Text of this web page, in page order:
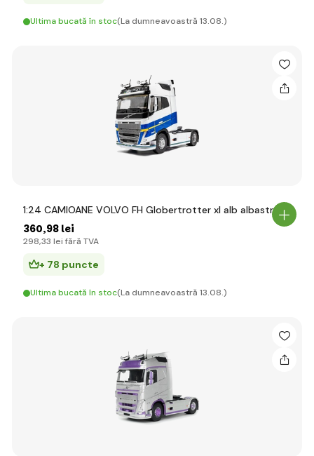
Ultima bucată în stoc(La dumneavoastră 13.08.)
1:24 CAMIOANE VOLVO FH Globertrotter xl alb albastru
360,98 lei
298,33 lei fără TVA
+ 78 puncte
Ultima bucată în stoc(La dumneavoastră 13.08.)